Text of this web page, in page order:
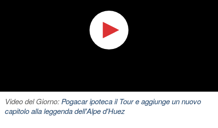
Video del Giorno:Pogacar ipoteca il Tour e aggiunge un nuovo
capitolo alla leggenda dell'Alpe d'Huez